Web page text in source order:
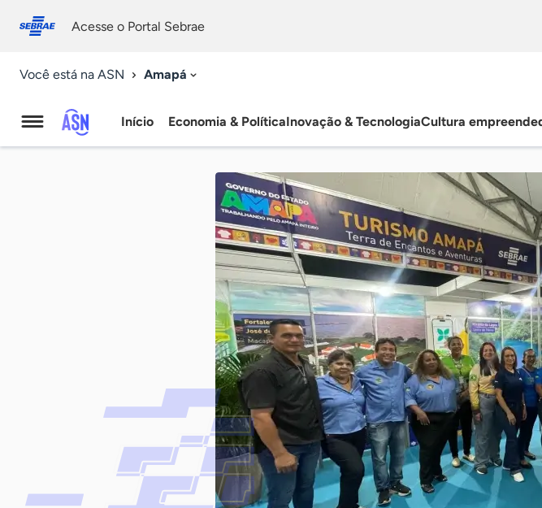
conosco
Acesse o Portal Sebrae
Você está na ASN Amapá
Agência
Início Economia & PolíticaInovação & TecnologiaCultura